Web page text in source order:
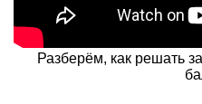
Разберём, как решать